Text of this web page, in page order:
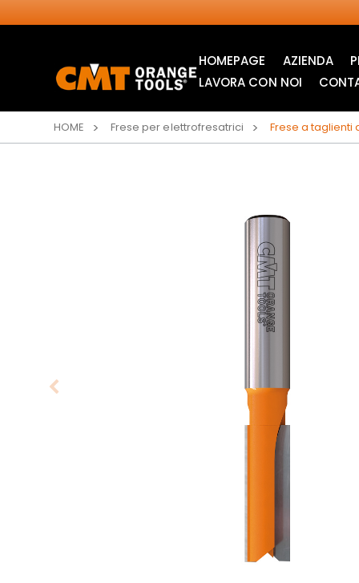
HOMEPAGE AZIENDA
LAME PER SEGHETTI
ALTERNATIVI
GATTUCCIO
LAVORA CON NOI
HOME Frese per elettrofresatrici Frese a taglienti